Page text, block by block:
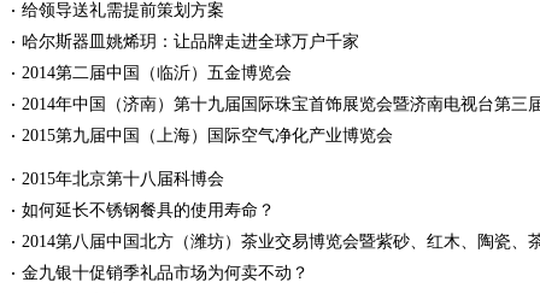
给领导送礼需提前策划方案
哈尔斯器皿姚烯玥：让品牌走进全球万户千家
2014第二届中国（临沂）五金博览会
2014年中国（济南）第十九届国际珠宝首饰展览会暨济南电视台第三
2015第九届中国（上海）国际空气净化产业博览会
2015年北京第十八届科博会
如何延长不锈钢餐具的使用寿命？
2014第八届中国北方（潍坊）茶业交易博览会暨紫砂、红木、陶瓷、
金九银十促销季礼品市场为何卖不动？